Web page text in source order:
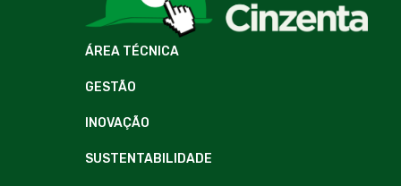
ÁREA TÉCNICA
GESTÃO
INOVAÇÃO
SUSTENTABILIDADE